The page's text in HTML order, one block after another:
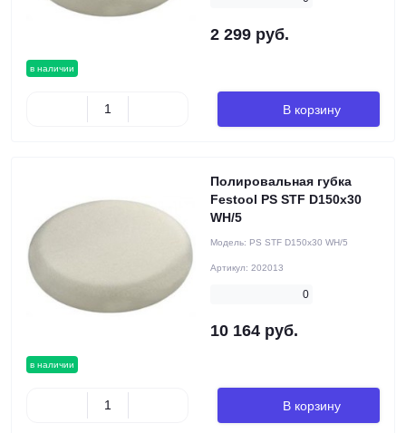
в наличии
2 299 руб.
В корзину
в наличии
Полировальная губка
Festool PS STF D150x30
WH/5
Модель: PS STF D150x30 WH/5
Артикул: 202013
0
10 164 руб.
В корзину